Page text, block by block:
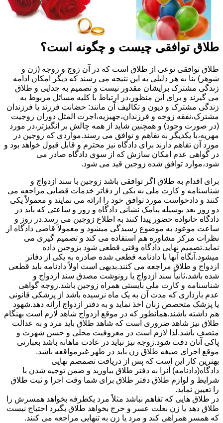
طلاق توافقی چیست و چگونه است؟
طلاق توافقی نوعی از طلاق است که در آن زوج و زوجه (زن و
شوهر) بنا به هر دلیلی به این نتیجه می رسند که دیگر امکان ادامه
زندگی مشترک برایشان مقدور نیست و تصمیم به جدایی و طلاق
می گیرند و برای این منظور،در ارتباط با کلیه مسائل مربوط به
زندگی مشترک و دیون و تکالیف آن مانند: حضانت فرزند یا فرزندان
مشترک،نفقه زوجه و فرزندان،جهیزیه،اجرت المثل دوران زوجیت
(در صورت وجود) و همچنین شاید از همه چالش بر انگیزتر،در مورد
مهریه،با یکدیگر به تفاهم و توافق می رسند.مواردی که زوجین در
مورد آن تفاهم دارند برای دادگاه نیز محترم و قابل قبول خواهد بود و
در گواهی عدم امکان سازش که از سوی دادگاه صادر می
شود،موارد توافق شده زوجین قید می شود.
برای اقدام به طلاق اگر توافقی باشد زوجین با سند ازدواج و
شناسنامه و کارت ملی به یکی از دفاتر خدمات قضایی مراجعه می
کنند و دادخواست مورد توافق خود را ارائه می نمایند و معمولاً یکی
دو روز بعد بوسیله پیامک نشانی دادگاه و روز و ساعتی که باید در
دادگاه خانواده حضور پیدا کنند به اطلاع زوجین می رسد.در روز و
ساعت موعود به موضوع رسیدگی میشود و معمولاً قاضی دادگاه از
نظرات مرکز مشاوره هم استفاده می کند و تصمیم گیری می
نماید.تصمیم نهایی دادگاه وقتی قطعی شود بزوجین داده
میشود.آنگاه آنها با دادنامه قطعی شده صادره به یکی از دفاتر
ازدواج و طلاق مراجعه می کنند.بدیهی است اولاً دادنامه باید قطعی
شده باشد،ثانیاً سند ازدواج یا رونوشت مصدق سند ازدواج و
شناسنامه و کارت ملی بایستی همراه زوجین باشد.زوجه گواهی
عدم بارداری که مدت آن به یک ماه نرسیده باشد از پزشکی قانونی
یا پزشک متخصص زنان اخذ نماید و به دفتر ازدواج ارائه دهد.شهود
هم داشته باشند.همانطور که در موقع ازدواج شاهد لازم است بهنگام
طلاق نیز شاهد ضروری است که شاهد طلاق باید مرد و به عدالت
متصف باشد.لذا لازم است در معروفیت محلی و حسن شهرت و
پاکی آنان دقت شود.زوجه نیز نباید در عادت ماهانه باشد بعبارتی
موقع اجرای صیغه طلاق زن باید در طهر غیرمواقعه باشد.
بهترین کار این است که پس از دریافت تصمصم نهایی
دادگاه(دادنامه) آنرا به دفتر طلاق بیاورید و ضمن توجیه شدن با
شرایط و لوازم طلاق دفتر طلاق برای شما وقت اجرا و ثبت طلاق
را تعیین نماید.
در طلاق هایی که تفاهم نباشد مثلاً مرد یکطرفه بخواهد همسرش را
طلاق دهد یا زن بعلت عسر و حرج بخواهد طلاق بگیرد احتیاج نیست
که همسر همراهی کند و مرد یا زن به تنهایی مراجعه می کنند.